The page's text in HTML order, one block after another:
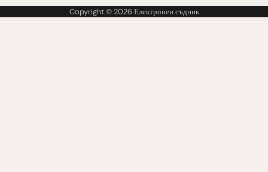
Copyright © 2026Електронен съдник